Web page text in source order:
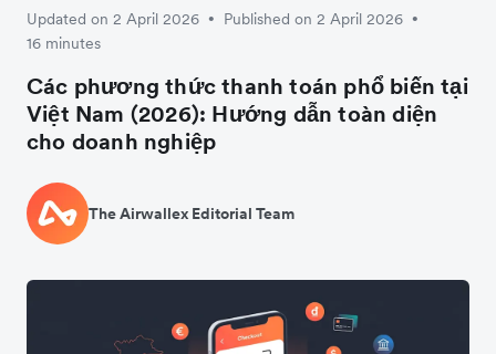
Updated on 2 April 2026 • Published on 2 April 2026 •
16 minutes
Các phương thức thanh toán phổ biến tại
Việt Nam (2026): Hướng dẫn toàn diện
cho doanh nghiệp
The Airwallex Editorial Team